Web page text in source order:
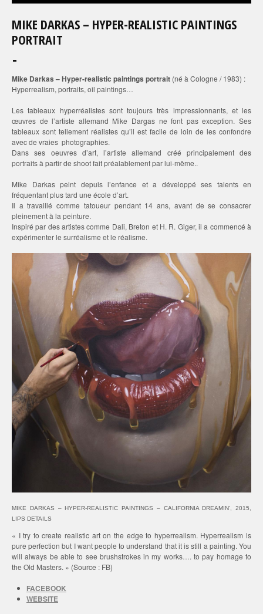
MIKE DARKAS – HYPER-REALISTIC PAINTINGS
PORTRAIT
Mike Darkas – Hyper-realistic paintings portrait (né à Cologne / 1983) :
Hyperrealism, portraits, oil paintings…
Les tableaux hyperréalistes sont toujours très impressionnants, et les
œuvres de l’artiste allemand Mike Dargas ne font pas exception. Ses
tableaux sont tellement réalistes qu’il est facile de loin de les confondre
avec de vraies photographies.
Dans ses oeuvres d’art, l’artiste allemand créé principalement des
portraits à partir de shoot fait préalablement par lui-même..
Mike Darkas peint depuis l’enfance et a développé ses talents en
fréquentant plus tard une école d’art.
Il a travaillé comme tatoueur pendant 14 ans, avant de se consacrer
pleinement à la peinture.
Inspiré par des artistes comme Dali, Breton et H. R. Giger, il a commencé à
expérimenter le surréalisme et le réalisme.
MIKE DARKAS – HYPER-REALISTIC PAINTINGS – CALIFORNIA DREAMIN’, 2015,
LIPS DETAILS
« I try to create realistic art on the edge to hyperrealism. Hyperrealism is
pure perfection but I want people to understand that it is still a painting. You
will always be able to see brushstrokes in my works…. to pay homage to
the Old Masters. » (Source : FB)
FACEBOOK
WEBSITE